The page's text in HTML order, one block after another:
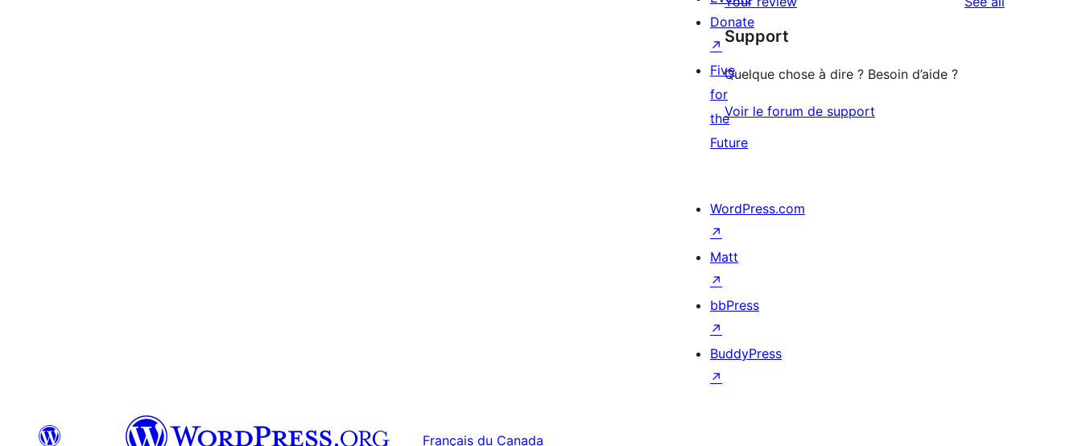
reviews
star
reviews
Support
Quelque chose à dire ? Besoin d’aide ?
Voir le forum de support
Donate
↗
Five
for
the
Future
WordPress.com
↗
Matt
↗
bbPress
↗
BuddyPress
↗
Français du Canada